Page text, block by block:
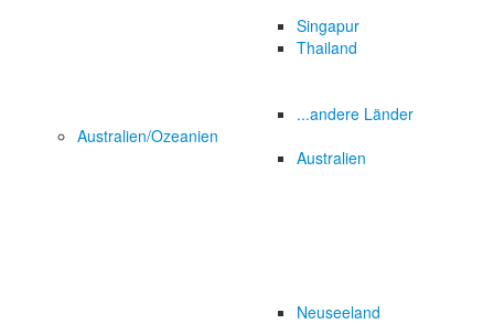
Singapur
Thailand
...andere Länder
Australien/Ozeanien
Australien
Neuseeland